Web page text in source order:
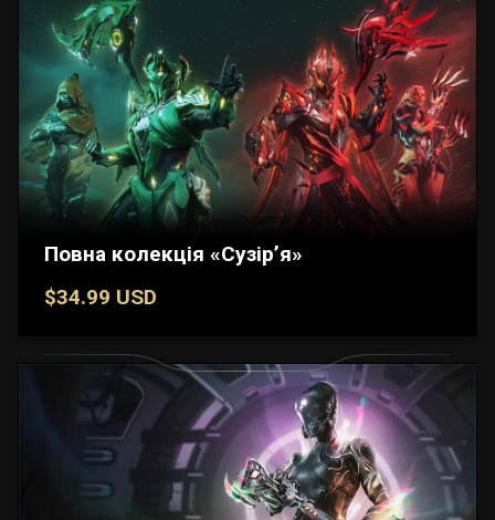
Повна колекція «Сузір’я»
$34.99 USD